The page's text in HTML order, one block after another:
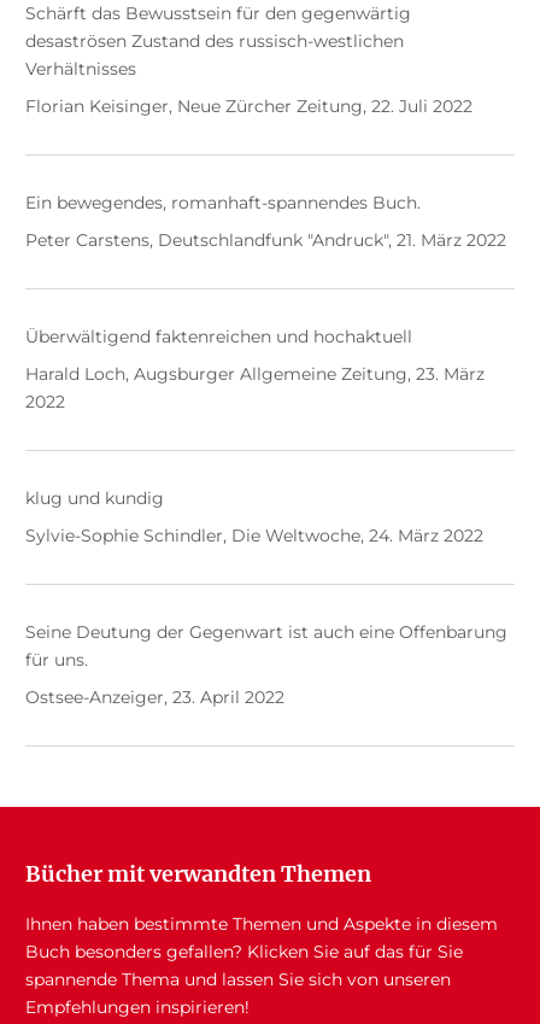
Schärft das Bewusstsein für den gegenwärtig
desaströsen Zustand des russisch-westlichen
Verhältnisses
Florian Keisinger, Neue Zürcher Zeitung, 22. Juli 2022
Ein bewegendes, romanhaft-spannendes Buch.
Peter Carstens, Deutschlandfunk "Andruck", 21. März 2022
Überwältigend faktenreichen und hochaktuell
Harald Loch, Augsburger Allgemeine Zeitung, 23. März
2022
klug und kundig
Sylvie-Sophie Schindler, Die Weltwoche, 24. März 2022
Seine Deutung der Gegenwart ist auch eine Offenbarung
für uns.
Ostsee-Anzeiger, 23. April 2022
Bücher mit verwandten Themen
Ihnen haben bestimmte Themen und Aspekte in diesem
Buch besonders gefallen? Klicken Sie auf das für Sie
spannende Thema und lassen Sie sich von unseren
Empfehlungen inspirieren!